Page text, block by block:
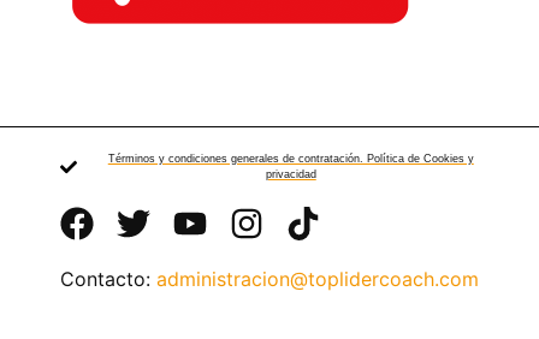
Términos y condiciones generales de contratación. Política de Cookies y
privacidad
Contacto: administracion@toplidercoach.com